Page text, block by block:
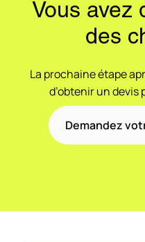
Vous avez
des
La prochaine étape
d’obtenir un
Demandez